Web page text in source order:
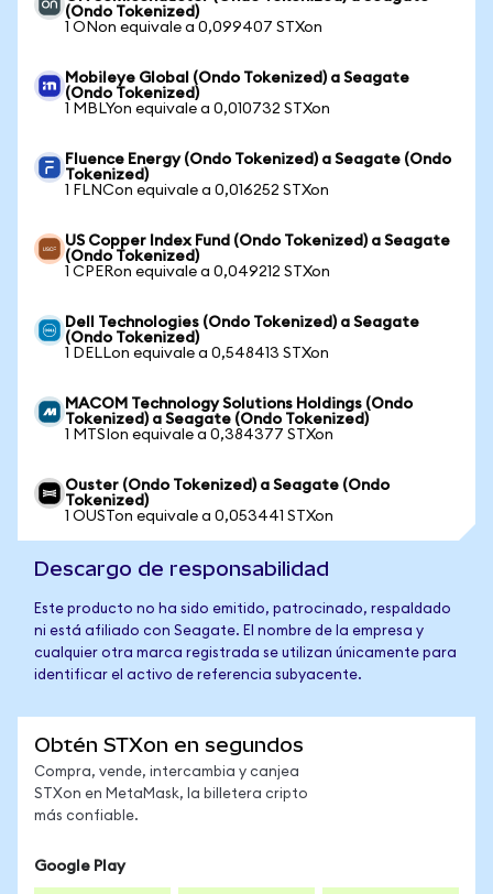
(Ondo Tokenized)
1 ONon equivale a 0,099407 STXon
Mobileye Global (Ondo Tokenized) a Seagate
(Ondo Tokenized)
1 MBLYon equivale a 0,010732 STXon
Fluence Energy (Ondo Tokenized) a Seagate (Ondo
Tokenized)
1 FLNCon equivale a 0,016252 STXon
US Copper Index Fund (Ondo Tokenized) a Seagate
(Ondo Tokenized)
1 CPERon equivale a 0,049212 STXon
Dell Technologies (Ondo Tokenized) a Seagate
(Ondo Tokenized)
1 DELLon equivale a 0,548413 STXon
MACOM Technology Solutions Holdings (Ondo
Tokenized) a Seagate (Ondo Tokenized)
1 MTSIon equivale a 0,384377 STXon
Ouster (Ondo Tokenized) a Seagate (Ondo
Tokenized)
1 OUSTon equivale a 0,053441 STXon
Descargo de responsabilidad
Este producto no ha sido emitido, patrocinado, respaldado
ni está afiliado con Seagate. El nombre de la empresa y
cualquier otra marca registrada se utilizan únicamente para
identificar el activo de referencia subyacente.
Obtén STXon en segundos
Compra, vende, intercambia y canjea
STXon en MetaMask, la billetera cripto
más confiable.
Google Play